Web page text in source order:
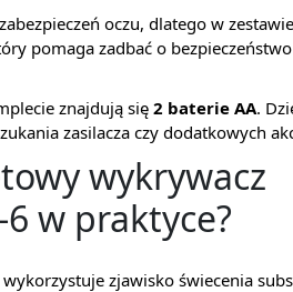
oczu, dlatego w
pomaga zadbać o
znajdują się2 baterie AA.
zasilacza czy dodatkowych
wykrywacz
w praktyce?
zjawisko świecenia